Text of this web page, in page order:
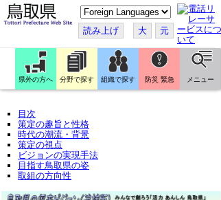
こ
の
ペ
ー
ジ
を
翻
訳
す
読み上げ 大 元
県外の方へ 分野で探す 組織で探す 防災 緊急 メニュー
目次
策定の趣旨と性格
時代の潮流・背景
策定の視点
ビジョンの実現手法
目指す鳥取県の姿
取組の方向性